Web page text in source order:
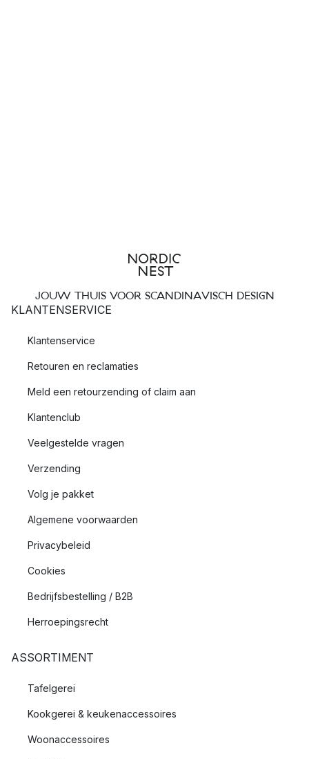
JOUW THUIS VOOR SCANDINAVISCH DESIGN
KLANTENSERVICE
Klantenservice
Retouren en reclamaties
Meld een retourzending of claim aan
Klantenclub
Veelgestelde vragen
Verzending
Volg je pakket
Algemene voorwaarden
Privacybeleid
Cookies
Bedrijfsbestelling / B2B
Herroepingsrecht
ASSORTIMENT
Tafelgerei
Kookgerei & keukenaccessoires
Woonaccessoires